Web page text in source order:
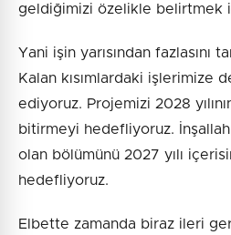
geldiğimizi özelikle belirtmek
Yani işin yarısından fazlasını
Kalan kısımlardaki işlerimize
ediyoruz. Projemizi 2028
bitirmeyi hedefliyoruz.
olan bölümünü 2027 yılı
hedefliyoruz.
Elbette zamanda biraz ileri